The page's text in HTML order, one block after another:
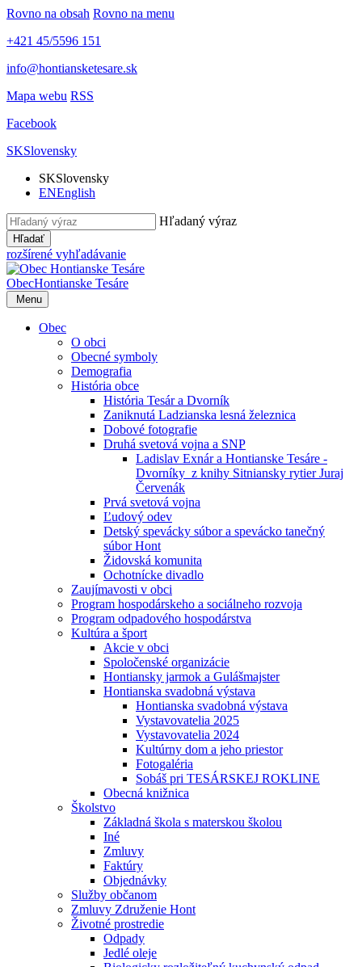
Rovno na obsah Rovno na menu
+421 45/5596 151
info@hontiansketesare.sk
Mapa webu RSS
Facebook
SKSlovensky
SKSlovensky
ENEnglish
Hľadaný výraz
Hľadať
rozšírené vyhľadávanie
ObecHontianske Tesáre
Menu
Obec
O obci
Obecné symboly
Demografia
História obce
História Tesár a Dvorník
Zaniknutá Ladzianska lesná železnica
Dobové fotografie
Druhá svetová vojna a SNP
Ladislav Exnár a Hontianske Tesáre -
Dvorníky z knihy Sitniansky rytier Juraj
Červenák
Prvá svetová vojna
Ľudový odev
Detský spevácky súbor a spevácko tanečný
súbor Hont
Židovská komunita
Ochotnícke divadlo
Zaujímavosti v obci
Program hospodárskeho a sociálneho rozvoja
Program odpadového hospodárstva
Kultúra a šport
Akcie v obci
Spoločenské organizácie
Hontiansky jarmok a Gulášmajster
Hontianska svadobná výstava
Hontianska svadobná výstava
Vystavovatelia 2025
Vystavovatelia 2024
Kultúrny dom a jeho priestor
Fotogaléria
Sobáš pri TESÁRSKEJ ROKLINE
Obecná knižnica
Školstvo
Základná škola s materskou školou
Iné
Zmluvy
Faktúry
Objednávky
Služby občanom
Zmluvy Združenie Hont
Životné prostredie
Odpady
Jedlé oleje